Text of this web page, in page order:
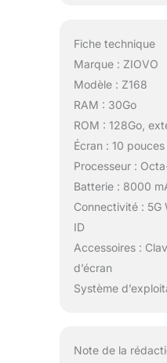
Fiche technique
Marque : ZIOVO
Modèle : Z168
RAM : 30Go
ROM : 128Go,
Écran : 10 pouces
Processeur :
Batterie : 8000
Connectivité : 5G
ID
Accessoires :
d’écran
Système
Note de la